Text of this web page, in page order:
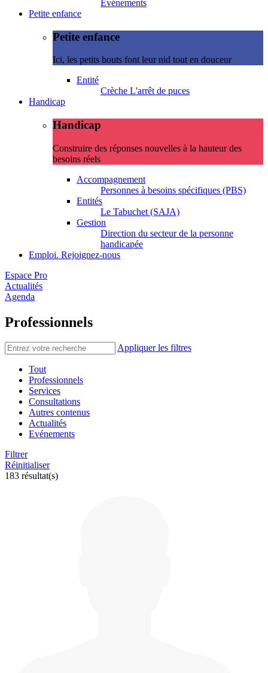
Evénements
Petite enfance
Petite enfance
Ici, les petits bouts font leur nid tout en douceur
Entité
Crèche L'arrêt de puces
Handicap
Handicap
Construire des réponses nouvelles à la hauteur des
besoins réels
Accompagnement
Personnes à besoins spécifiques (PBS)
Entités
Le Tabuchet (SAJA)
Gestion
Direction du secteur de la personne
handicapée
Emploi. Rejoignez-nous
Espace Pro
Actualités
Agenda
Professionnels
Appliquer les filtres
Tout
Professionnels
Services
Consultations
Autres contenus
Actualités
Evénements
Filtrer
Réinitialiser
183 résultat(s)